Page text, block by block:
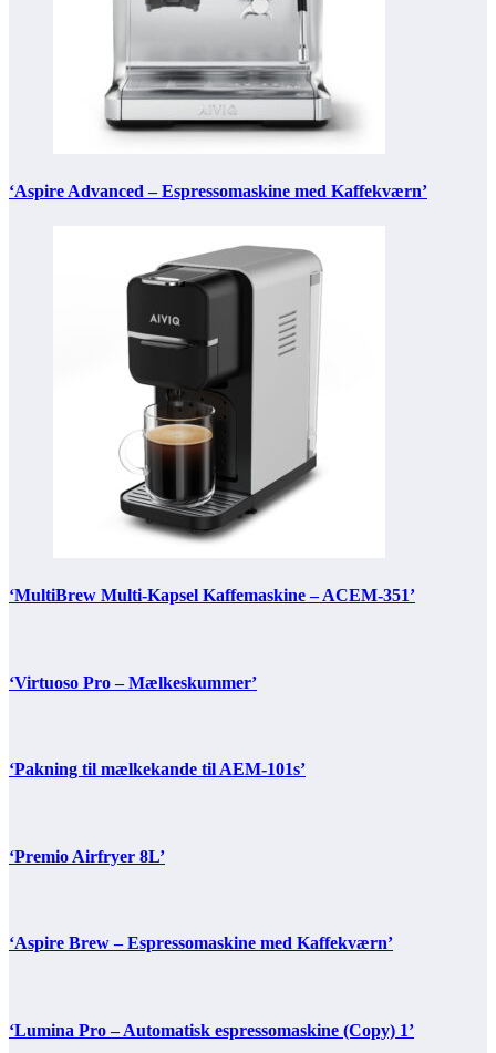
‘Aspire Advanced – Espressomaskine med Kaffekværn’
‘MultiBrew Multi-Kapsel Kaffemaskine – ACEM-351’
‘Virtuoso Pro – Mælkeskummer’
‘Pakning til mælkekande til AEM-101s’
‘Premio Airfryer 8L’
‘Aspire Brew – Espressomaskine med Kaffekværn’
‘Lumina Pro – Automatisk espressomaskine (Copy) 1’